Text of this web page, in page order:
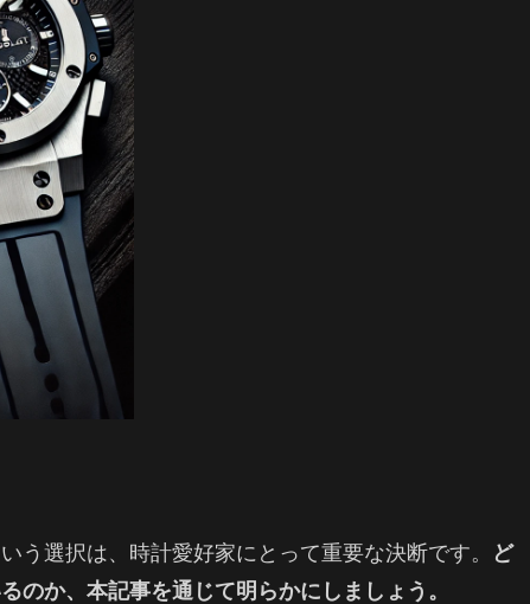
う選択は、時計愛好家にとって重要な決断です。
ど
のか、本記事を通じて明らかにしましょう。